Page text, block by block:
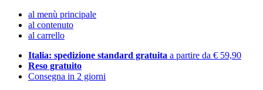
al menù principale
al contenuto
al carrello
Italia: spedizione standard gratuita a partire da € 59,90
Reso gratuito
Consegna in 2 giorni